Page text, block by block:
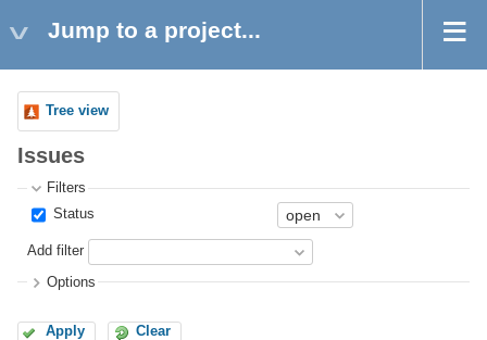
Jump to a project...
Tree view
Issues
Filters
Status
Add filter
Options
Apply Clear